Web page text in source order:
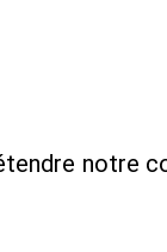
notre